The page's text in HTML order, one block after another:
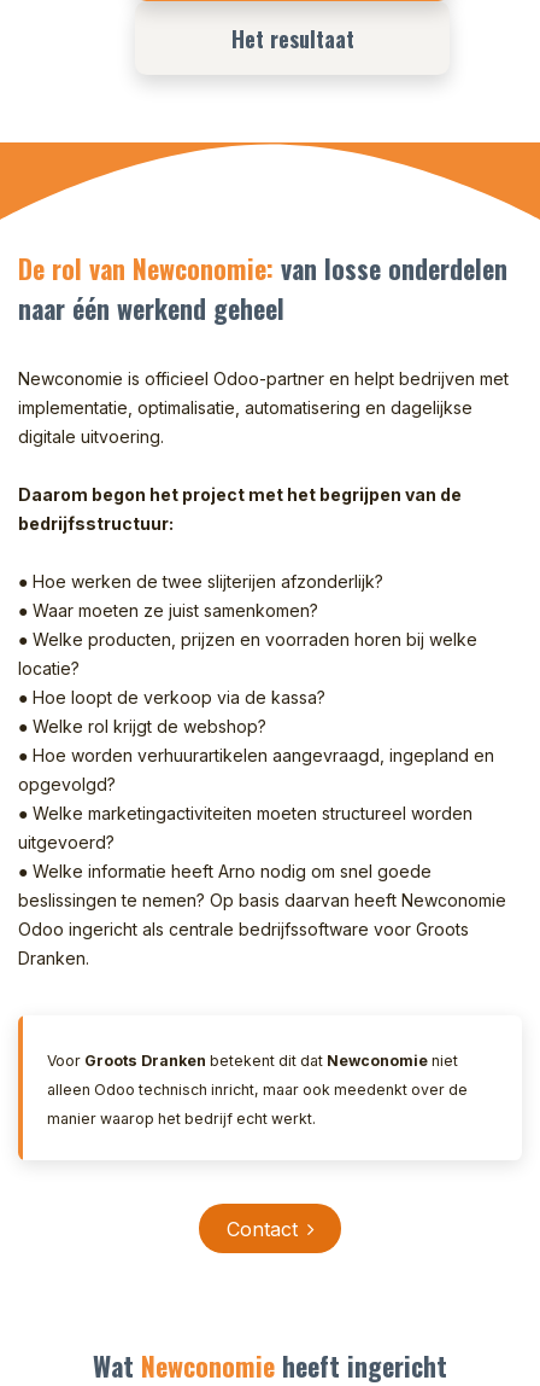
Het resultaat
De rol van Newconomie: van losse onderdelen
naar één werkend geheel
Newconomie is officieel Odoo-partner en helpt bedrijven met
implementatie, optimalisatie, automatisering en dagelijkse
digitale uitvoering.
Daarom begon het project met het begrijpen van de
bedrijfsstructuur:
● Hoe werken de twee slijterijen afzonderlijk?
● Waar moeten ze juist samenkomen?
● Welke producten, prijzen en voorraden horen bij welke
locatie?
● Hoe loopt de verkoop via de kassa?
● Welke rol krijgt de webshop?
● Hoe worden verhuurartikelen aangevraagd, ingepland en
opgevolgd?
● Welke marketingactiviteiten moeten structureel worden
uitgevoerd?
● Welke informatie heeft Arno nodig om snel goede
beslissingen te nemen? Op basis daarvan heeft Newconomie
Odoo ingericht als centrale bedrijfssoftware voor Groots
Dranken.
Contact
Voor Groots Dranken betekent dit dat Newconomie niet
alleen Odoo technisch inricht, maar ook meedenkt over de
manier waarop het bedrijf echt werkt.
Wat Newconomie heeft ingericht